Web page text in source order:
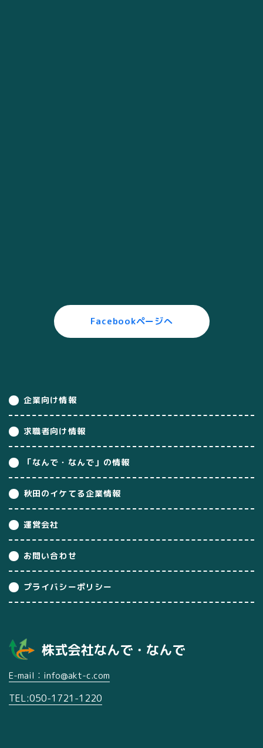
Facebookページへ
企業向け情報
求職者向け情報
「なんで・なんで」の情報
秋田のイケてる企業情報
運営会社
お問い合わせ
プライバシーポリシー
E-mail：info@akt-c.com
TEL:050-1721-1220